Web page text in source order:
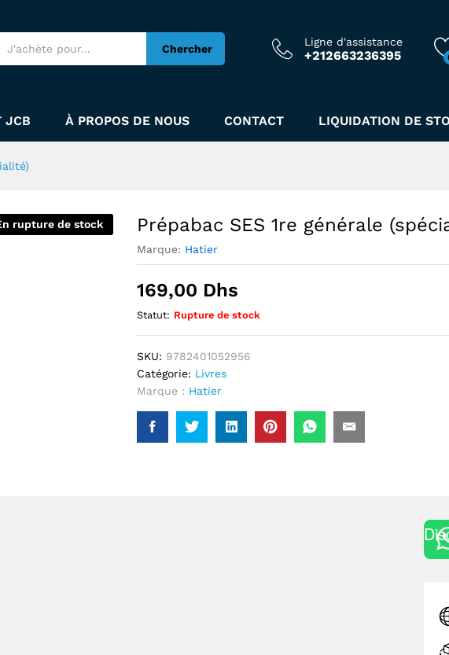
Chercher
Ligne d'assistance
+212663236395
JCB À PROPOS DE NOUS CONTACT LIQUIDATION DE
rupture de stock Prépabac SES 1re générale
Marque: Hatier
169,00 Dhs
Statut: Rupture de stock
SKU: 9782401052956
Catégorie: Livres
Marque : Hatier